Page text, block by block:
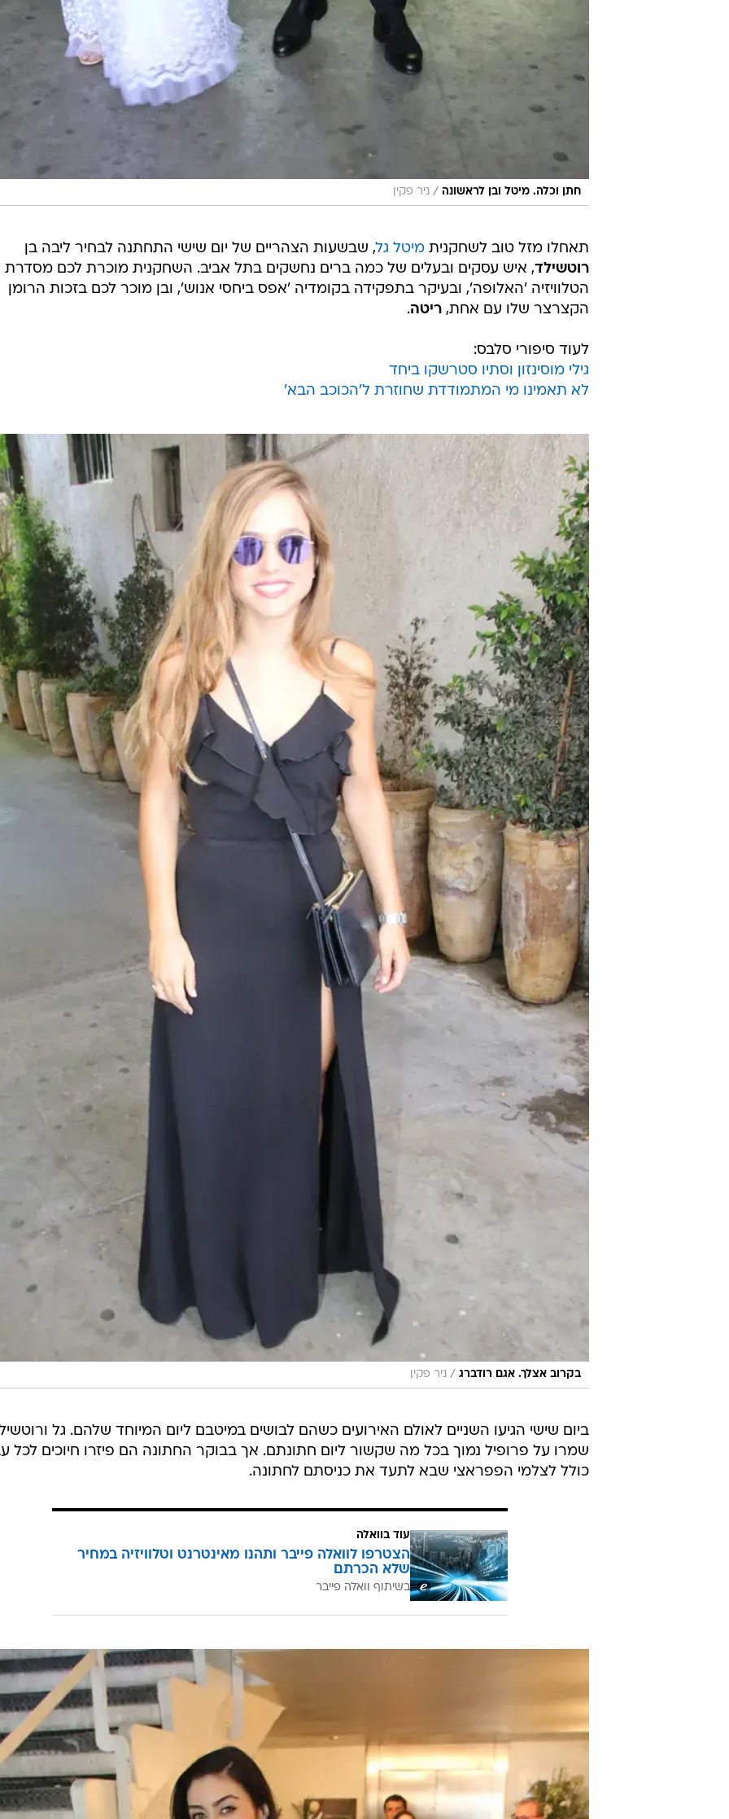
חתן וכלה. מיטל ובן לראשונה / ניר פקין
רוטשילד
, איש עסקים ובעלים של כמה ברים נחשקים בתל אביב. השחקנית מוכרת לכם מסדרת
הטלוויזיה 'האלופה', ובעיקר בתפקידה בקומדיה 'אפס ביחסי אנוש', ובן מוכר לכם בזכות הרומן
הקצרצר שלו עם אחת,
לעוד סיפורי סלבס:
גילי מוסינזון וסתיו סטרשקו ביחד
לא תאמינו מי המתמודדת שחוזרת ל'הכוכב הבא'
בקרוב אצלך. אגם רודברג / ניר פקין
ביום שישי הגיעו השניים לאולם האירועים כשהם לבושים במיטבם ליום המיוחד שלהם. גל
כולל לצלמי הפפראצי שבא לתעד את כניסתם לחתונה.
הצטרפו לוואלה פייבר ותהנו מאינטרנט וטלוויזיה במחיר
שלא הכרתם
בשיתוף וואלה פייבר